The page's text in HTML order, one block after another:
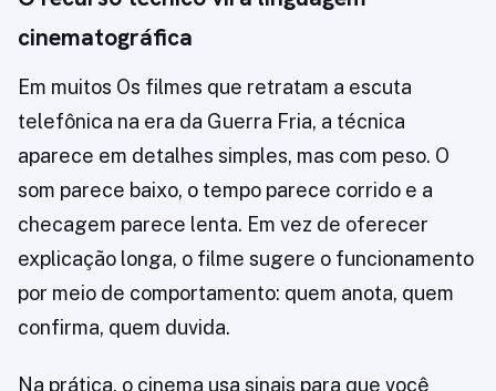
cinematográfica
Em muitos Os filmes que retratam a escuta
telefônica na era da Guerra Fria, a técnica
aparece em detalhes simples, mas com peso. O
som parece baixo, o tempo parece corrido e a
checagem parece lenta. Em vez de oferecer
explicação longa, o filme sugere o funcionamento
por meio de comportamento: quem anota, quem
confirma, quem duvida.
Na prática, o cinema usa sinais para que você